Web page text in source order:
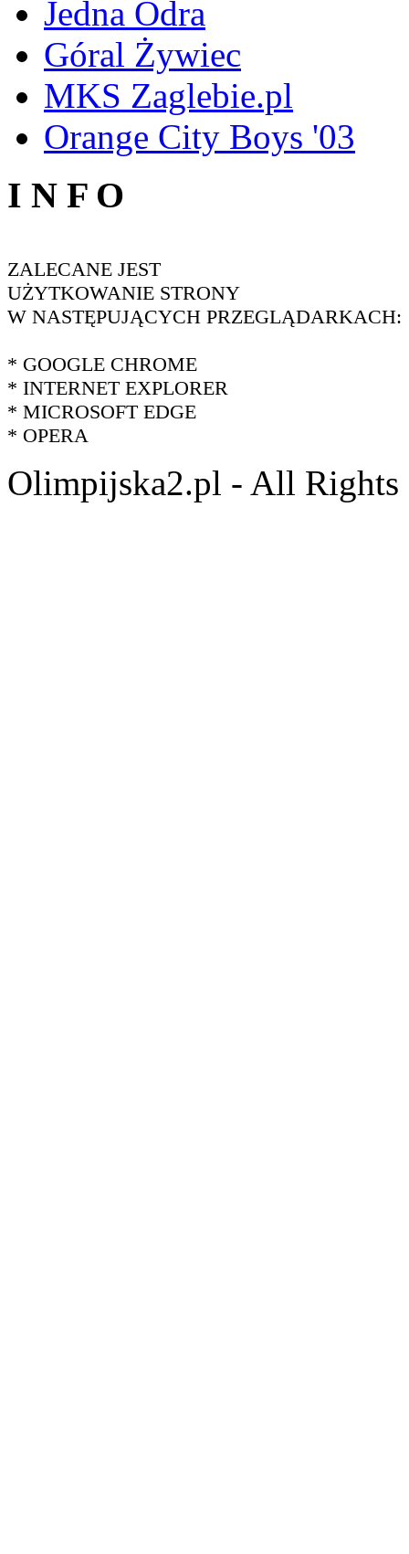
Jedna Odra
Góral Żywiec
MKS Zaglebie.pl
Orange City Boys '03
I N F O
ZALECANE JEST
UŻYTKOWANIE STRONY
W NASTĘPUJĄCYCH PRZEGLĄDARKACH:
* GOOGLE CHROME
* INTERNET EXPLORER
* MICROSOFT EDGE
* OPERA
Olimpijska2.pl - All Rights